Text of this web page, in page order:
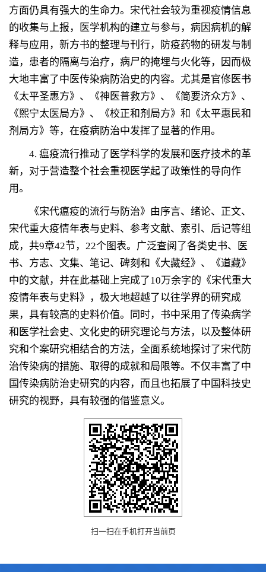
方面仍具有强大的生命力。宋代社会较为重视疫情信息
的收集与上报，医学机构的建立与参与，病因病机的解
释与应用，新方书的整理与刊行，防疫药物的研发与制
造，患者的隔离与治疗，病尸的掩埋与火化等，因而极
大地丰富了中医传染病防治史的内容。尤其是官修医书
《太平圣惠方》、《神医普救方》、《简要济众方》、
《熙宁太医局方》、《校正和剂局方》和《太平惠民和
剂局方》等，在疫病防治中发挥了显著的作用。
4. 瘟疫流行推动了医学科学的发展和医疗技术的革
新，对于营造整个社会重视医学起了政策性的导向作
用。
《宋代瘟疫的流行与防治》由序言、绪论、正文、
宋代重大疫情年表与史料、参考文献、索引、后记等组
成，共9章42节， 22个图表。广泛查阅了各类史书、医
书、方志、文集、笔记、碑刻和《大藏经》、《道藏》
中的文献，并在此基础上完成了10万余字的《宋代重大
疫情年表与史料》，极大地超越了以往学界的研究成
果，具有较高的史料价值。同时，书中采用了传染病学
和医学社会史、文化史的研究理论与方法，以及整体研
究和个案研究相结合的方法，全面系统地探讨了宋代防
治传染病的措施、取得的成就和局限等。不仅丰富了中
国传染病防治史研究的内容，而且也拓展了中国科技史
研究的视野，具有较强的借鉴意义。
扫一扫在手机打开当前页